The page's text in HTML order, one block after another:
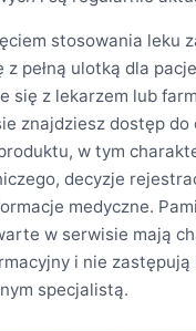
stosowania leku
z pełną ulotką dla
się z lekarzem lub
znajdziesz dostęp do
w tym
decyzje
medyczne.
w serwisie mają
i nie
specjalistą.